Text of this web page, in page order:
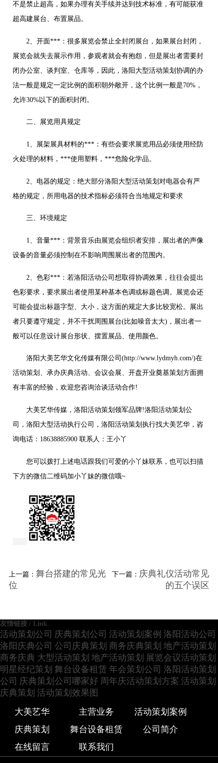
不是禁止超高，如果办理有关手续并达到技术标准，有可能获准
超高建展台、布置展品。
2、开面***：很多展览会禁止全封闭展台，如果展台封闭，
展览会就失去展示作用，参观者就会有抱怨，但是展出者需要封
闭办公室、谈判室、仓库等，因此，洛阳大型活动策划协调的办
法一般是规定一定比例的面积朝外敞开，这个比例一般是70%，
允许30%以下的面积封闭。
二、展览用具规定
1、展架展具材料的***：有些会要求展览用品必须使用经防
火处理的材料，***使用塑料，***危险化学品。
2、电器的规定：绝大部分洛阳大型活动策划对电器会有严
格的规定，所用电器的技术指标必须符合当地规定和要求
三、环境规定
1、音量***：背景音乐由展览会组织者安排，展出者的声像
设备的音量必须控制在不影响周围展出者的范围内。
2、色彩***：若洛阳活动公司想取得协调效果，往往会提出
色彩要求，要求展出者使用某种基本色调或标题色调。展览会还
可能会提出标题字型、大小，这方面的规定大多比较宽松。展出
者只要遵守规定，并不干扰周围展台(比如噪音太大)，展出者一
般可以任意设计展台形状、摆置展品、使用颜色。
洛阳大美艺华文化传媒有限公司(http://www.lydmyh.com/)在
活动策划、承办庆典活动、会议会展、开盘开业奠基策划方面拥
有丰富的经验，欢迎您咨询洽谈活动合作!
大美艺华传媒，洛阳活动策划领军品牌!洛阳活动策划公
司，洛阳大型活动执行公司，洛阳活动策划执行找大美艺华，咨
询电话：18638885900 联系人：王小丫
您可以拨打上述电话跟我们可爱的小丫妹联系，也可以扫描
下方的微信二维码加小丫妹的微信哦~
上一篇： 舞台搭建的常见光
位
下一篇： 庆典礼仪活动常见
的五个误区
友情链接 / Link
活动策划公司 庆典策划公司 活动策划案例 洛阳活动公司
洛阳庆典公司 公司庆典策划 商务庆典策划 地产活动策划
商务庆典 大型活动策划 地产活动策划 展览会议活动策划
明星经纪策划 舞台设备租赁 年会策划公司 洛阳活动策划
公司 庆典策划公司哪家好 周年庆活动策划方案 活动策划
庆典策划 活动策划效果图
大美艺华
主营业务
活动策划案例
庆典策划
舞台设备租赁
公司简介
在线留言
联系我们